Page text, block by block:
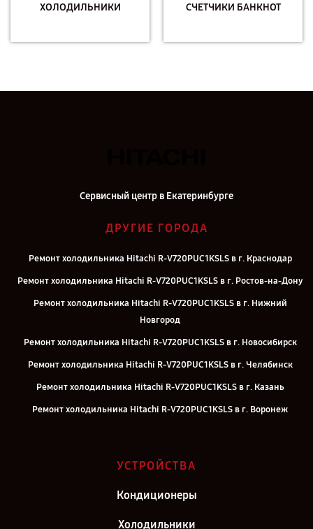
ХОЛОДИЛЬНИКИ СЧЕТЧИКИ БАНКНОТ
Сервисный центр в Екатеринбурге
ДРУГИЕ ГОРОДА
Ремонт холодильника Hitachi R-V720PUC1KSLS в г. Краснодар
Ремонт холодильника Hitachi R-V720PUC1KSLS в г. Ростов-на-Дону
Ремонт холодильника Hitachi R-V720PUC1KSLS в г. Нижний
Новгород
Ремонт холодильника Hitachi R-V720PUC1KSLS в г. Новосибирск
Ремонт холодильника Hitachi R-V720PUC1KSLS в г. Челябинск
Ремонт холодильника Hitachi R-V720PUC1KSLS в г. Казань
Ремонт холодильника Hitachi R-V720PUC1KSLS в г. Воронеж
Ремонт холодильника Hitachi R-V720PUC1KSLS в г. Москва
Ремонт холодильника Hitachi R-V720PUC1KSLS в г. Санкт-
УСТРОЙСТВА
Кондиционеры
Холодильники